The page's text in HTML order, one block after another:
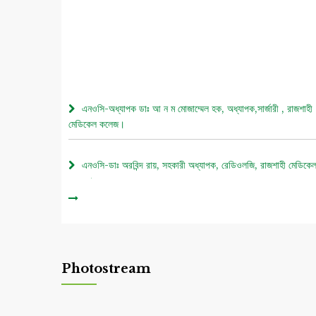
এনওসি-অধ্যাপক ডাঃ আ ন ম মোজাম্মেল হক, অধ্যাপক,সার্জারী , রাজশাহী
মেডিকেল কলেজ।
এনওসি-ডাঃ অরবিন্দ রায়, সহকারী অধ্যাপক, রেডিওলজি, রাজশাহী মেডিকেল
কলেজ।
এনওসি-আবুল বাসার মোঃ মাহবুবুল হক , সহকারী অধ্যাপক, নিউরোমেডিসিন ,
Photostream